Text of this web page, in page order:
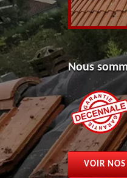
Nous
VOIR NOS